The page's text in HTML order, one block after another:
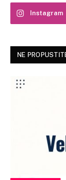
Instagram
NE